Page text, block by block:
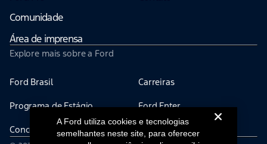
Comunidade
Área de imprensa
Explore mais sobre a Ford
Ford Brasil Carreiras
Programa de Estágio Ford Enter
Concessionárias Ford Global
A Ford utiliza cookies e tecnologias
semelhantes neste site, para oferecer